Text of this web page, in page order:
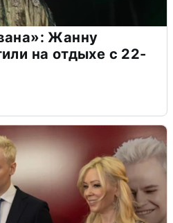
Жанну
на отдыхе с 22-